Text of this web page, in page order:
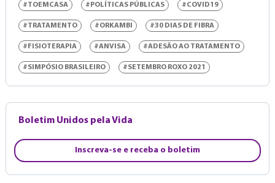
#TOEMCASA #POLÍTICAS PÚBLICAS #COVID19
#TRATAMENTO #ORKAMBI #30 DIAS DE FIBRA
#FISIOTERAPIA #ANVISA #ADESÃO AO TRATAMENTO
#SIMPÓSIO BRASILEIRO #SETEMBRO ROXO 2021
Boletim Unidos pela Vida
Inscreva-se e receba o boletim